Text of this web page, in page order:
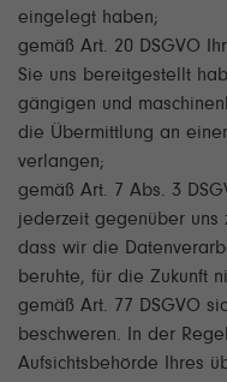
eingelegt haben;
gemäß Art. 20 DSGVO
Sie uns bereitgestellt
gängigen und
die Übermittlung an
verlangen;
gemäß Art. 7 Abs. 3
jederzeit gegenüber uns
dass wir die
beruhte, für die Zukunft
gemäß Art. 77 DSGVO
beschweren. In der
Aufsichtsbehörde Ihres